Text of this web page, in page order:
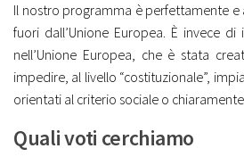
Il nostro programma è perfettamente
fuori dall’Unione Europea. È invece di
nell’Unione Europea, che è stata
impedire, al livello “costituzionale”,
orientati al criterio sociale o
Quali voti cerchiamo